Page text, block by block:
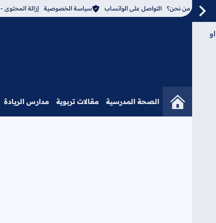
من نحن؟ التواصل على الواتساب سياسة الخصوصية إزالة المحتوى - DMCA
الصحة المدرسية مقالات تربوية مدارس الريادة